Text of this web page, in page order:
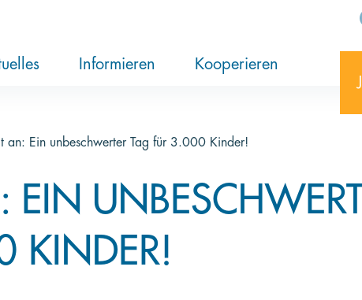
Informieren
Kooperieren
an: Ein unbeschwerter Tag für 3.000 Kinder!
EIN
KINDER!